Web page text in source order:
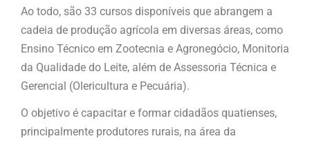
Ao todo, são 33 cursos disponíveis que abrangem a
cadeia de produção agrícola em diversas áreas, como
Ensino Técnico em Zootecnia e Agronegócio, Monitoria
da Qualidade do Leite, além de Assessoria Técnica e
Gerencial (Olericultura e Pecuária).
O objetivo é capacitar e formar cidadãos quatienses,
principalmente produtores rurais, na área da